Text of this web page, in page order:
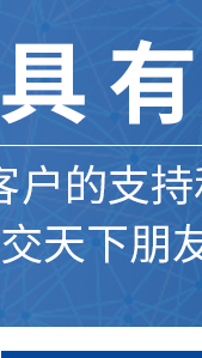
常